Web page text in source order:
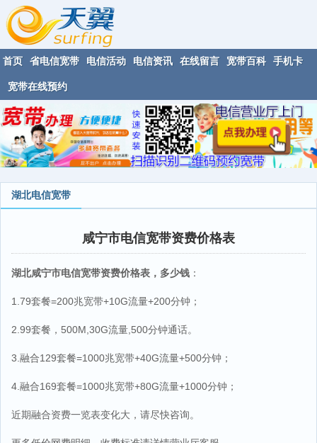
首页 省电信宽带 电信活动 电信资讯 在线留言 宽带百科 手机卡
宽带在线预约
湖北电信宽带
咸宁市电信宽带资费价格表
湖北咸宁市电信宽带资费价格表，多少钱 ：
1.79套餐=200兆宽带+10G流量+200分钟；
2.99套餐，500M,30G流量,500分钟通话。
3.融合129套餐=1000兆宽带+40G流量+500分钟；
4.融合169套餐=1000兆宽带+80G流量+1000分钟；
近期融合资费一览表变化大，请尽快咨询。